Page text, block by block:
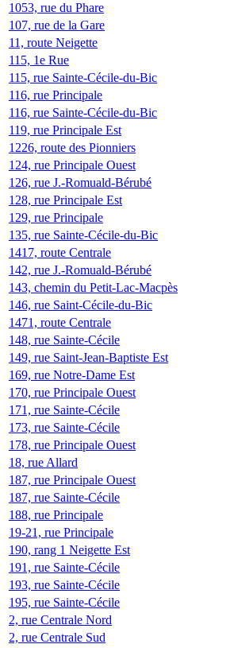
1053, rue du Phare
107, rue de la Gare
11, route Neigette
115, 1e Rue
115, rue Sainte-Cécile-du-Bic
116, rue Principale
116, rue Sainte-Cécile-du-Bic
119, rue Principale Est
1226, route des Pionniers
124, rue Principale Ouest
126, rue J.-Romuald-Bérubé
128, rue Principale Est
129, rue Principale
135, rue Sainte-Cécile-du-Bic
1417, route Centrale
142, rue J.-Romuald-Bérubé
143, chemin du Petit-Lac-Macpès
146, rue Saint-Cécile-du-Bic
1471, route Centrale
148, rue Sainte-Cécile
149, rue Saint-Jean-Baptiste Est
169, rue Notre-Dame Est
170, rue Principale Ouest
171, rue Sainte-Cécile
173, rue Sainte-Cécile
178, rue Principale Ouest
18, rue Allard
187, rue Principale Ouest
187, rue Sainte-Cécile
188, rue Principale
19-21, rue Principale
190, rang 1 Neigette Est
191, rue Sainte-Cécile
193, rue Sainte-Cécile
195, rue Sainte-Cécile
2, rue Centrale Nord
2, rue Centrale Sud